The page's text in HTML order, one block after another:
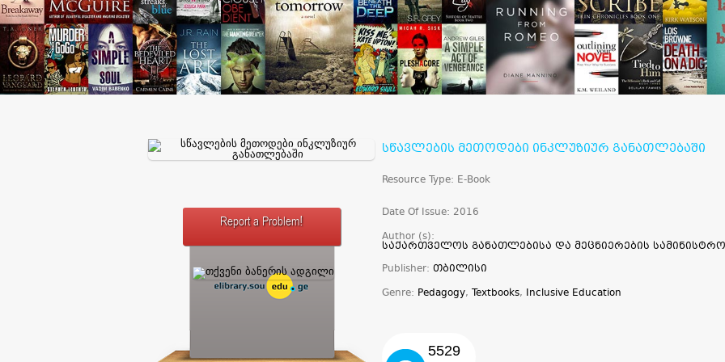
Report a Problem!
სწავლების მეთოდები ინკლუზიურ განათლებაში
Resource Type: E-Book
Date Of Issue: 2016
Author (s):
საქართველოს განათლებისა და მეცნიერების
Publisher: თბილისი
Genre: Pedagogy, Textbooks, Inclusive Education
5529